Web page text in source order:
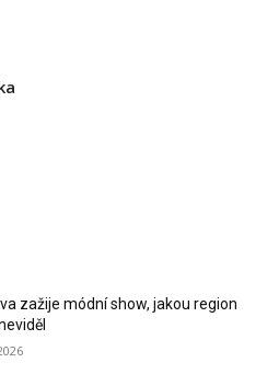
zažije módní show, jakou region